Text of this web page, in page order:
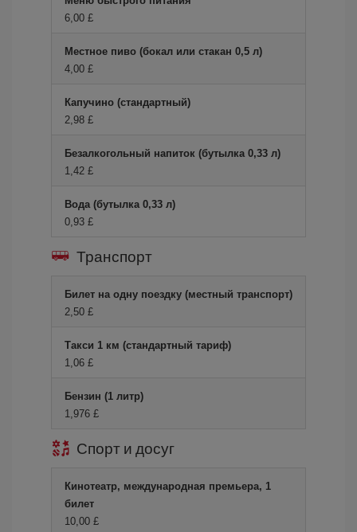
6,00 £
Местное пиво (бокал или стакан 0,5 л)
4,00 £
Капучино (стандартный)
2,98 £
Безалкогольный напиток (бутылка 0,33 л)
1,42 £
Вода (бутылка 0,33 л)
0,93 £
Транспорт
Билет на одну поездку (местный транспорт)
2,50 £
Такси 1 км (стандартный тариф)
1,06 £
Бензин (1 литр)
1,976 £
Спорт и досуг
Кинотеатр, международная премьера, 1
билет
10,00 £